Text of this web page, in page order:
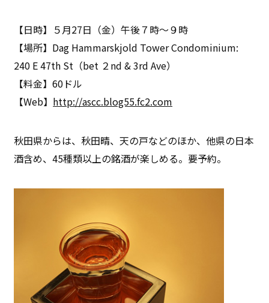
【日時】５月27日（金）午後７時～９時
【場所】Dag Hammarskjold Tower Condominium:
240 E 47th St（bet ２nd & 3rd Ave）
【料金】60ドル
【Web】 http://ascc.blog55.fc2.com
秋田県からは、秋田晴、天の戸などのほか、他県の日本
酒含め、45種類以上の銘酒が楽しめる。要予約。